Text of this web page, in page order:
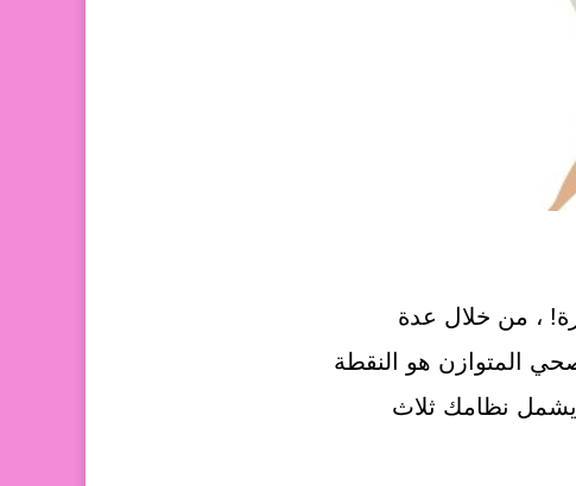
، من خلال عدة
المتوازن هو النقطة
يشمل نظامك ثلاث